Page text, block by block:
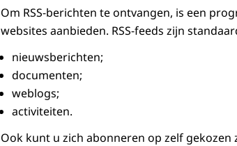
Om RSS-berichten te ontvangen, is een
websites aanbieden. RSS-feeds zijn
nieuwsberichten;
documenten;
weblogs;
activiteiten.
Ook kunt u zich abonneren op zelf